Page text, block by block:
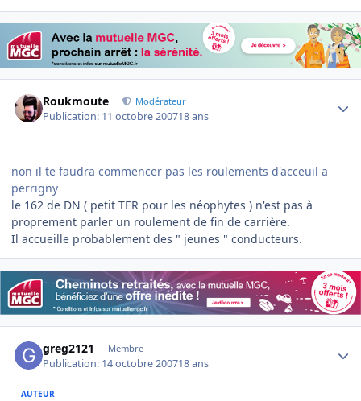
Roukmoute Modérateur
Publication: 11 octobre 200718 ans
non il te faudra commencer pas les roulements d'acceuil a
perrigny
le 162 de DN ( petit TER pour les néophytes ) n'est pas à
proprement parler un roulement de fin de carrière.
Il accueille probablement des " jeunes " conducteurs.
greg2121 Membre
Publication: 14 octobre 200718 ans
AUTEUR